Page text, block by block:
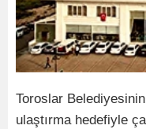
Toroslar
ulaştırma hedefiyle